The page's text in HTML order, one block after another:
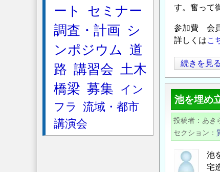
(2/9)
迫
っ
て
い
ま
す！
の
す。奮って
参加費 会員
詳しくはこ
【2020
年
度
地
盤
質
セ
ミ
続きを見る
池を埋め
投稿者 あき
セクション
池
宅
ート
セミナー
調査・計画
シ
ンポジウム 道
路 講習会 土木
橋梁 募集
イン
フラ
流域・都市
講演会